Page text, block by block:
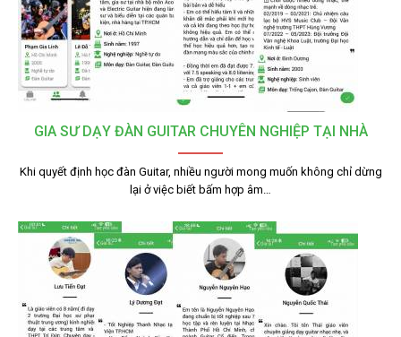
GIA SƯ DẠY ĐÀN GUITAR CHUYÊN NGHIỆP TẠI NHÀ
Khi quyết định học đàn Guitar, nhiều người mong muốn không chỉ dừng
lại ở việc biết bấm hợp âm…